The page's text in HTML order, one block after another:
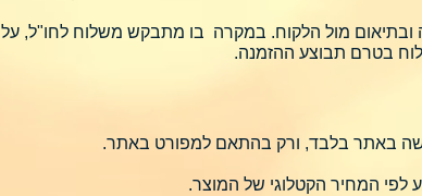
ובתיאום מול הלקוח. במקרה בו מתבקש משלוח לחו"ל,
בטרם תבוצע ההזמנה.
באתר בלבד, ורק בהתאם למפורט באתר.
המחיר הקטלוגי של המוצר.